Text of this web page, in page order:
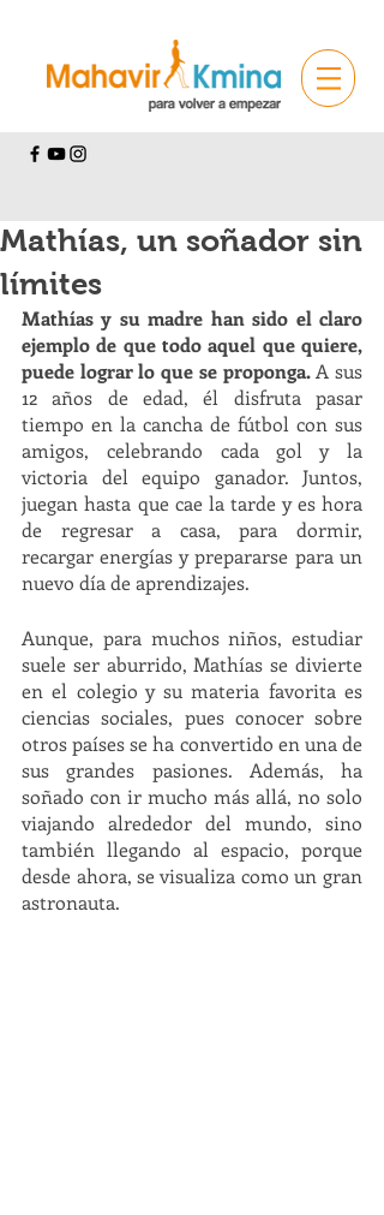
Mathías, un soñador sin
límites
Mathías y su madre han sido el claro
ejemplo de que todo aquel que quiere,
puede lograr lo que se proponga. A sus
12 años de edad, él disfruta pasar
tiempo en la cancha de fútbol con sus
amigos, celebrando cada gol y la
victoria del equipo ganador. Juntos,
juegan hasta que cae la tarde y es hora
de regresar a casa, para dormir,
recargar energías y prepararse para un
nuevo día de aprendizajes.
Aunque, para muchos niños, estudiar
suele ser aburrido, Mathías se divierte
en el colegio y su materia favorita es
ciencias sociales, pues conocer sobre
otros países se ha convertido en una de
sus grandes pasiones. Además, ha
soñado con ir mucho más allá, no solo
viajando alrededor del mundo, sino
también llegando al espacio, porque
desde ahora, se visualiza como un gran
astronauta.